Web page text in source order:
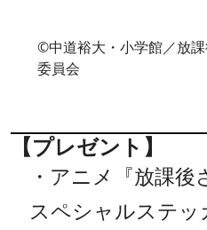
©中道裕大・小学館／放
委員会
【プレゼント】
・アニメ『放課後
スペシャルステ